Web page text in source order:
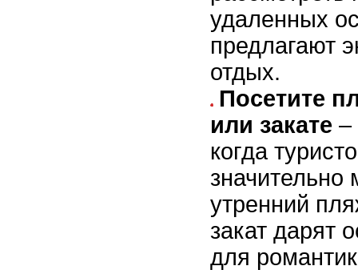
удаленных
предлагают
отдых.
Посетите
или закате –
когда
утренний
закат дарят
для